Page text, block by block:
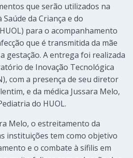
que serão utilizados na
da Criança e do
para o acompanhamento
que é transmitida da mãe
gestação. A entrega foi realizada
de Inovação Tecnológica
com a presença de seu diretor
e da médica Jussara Melo,
do HUOL.
Melo, o estreitamento da
instituições tem como objetivo
e o combate à sífilis em